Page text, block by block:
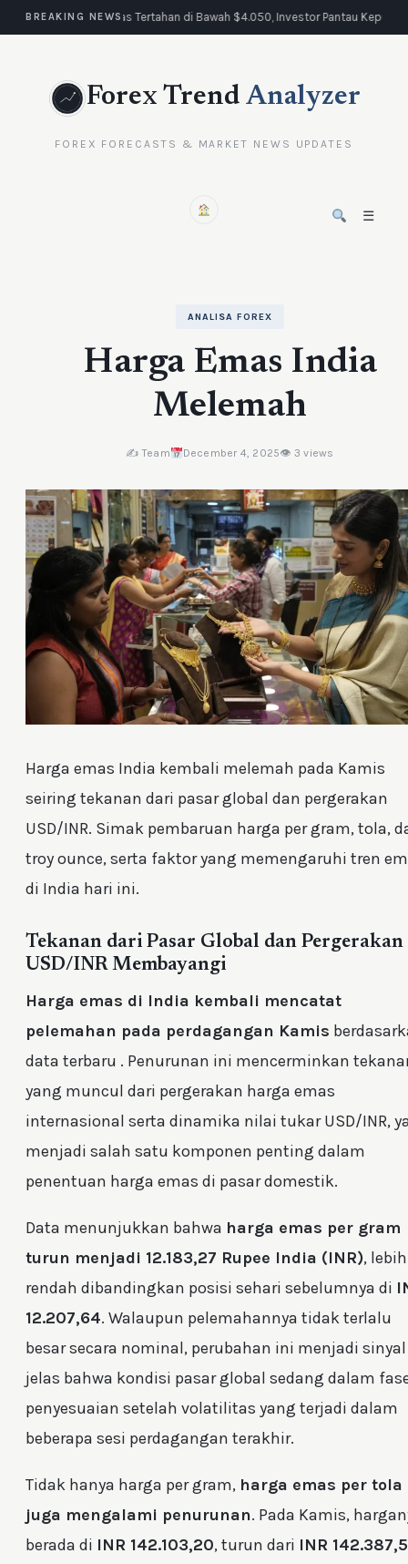
BREAKING NEWSEmas Tertahan di Bawah $4.050, Investor Pantau
Forex Trend Analyzer
FOREX FORECASTS & MARKET NEWS UPDATES
☰
ANALISA FOREX
Harga Emas India
Melemah
✍️ Team December 4, 2025👁 3 views
Harga emas India kembali melemah pada Kamis
seiring tekanan dari pasar global dan pergerakan
USD/INR. Simak pembaruan harga per gram, tola,
troy ounce, serta faktor yang memengaruhi tren
di India hari ini.
Tekanan dari Pasar Global dan Pergerakan
USD/INR Membayangi
Harga emas di India kembali mencatat
pelemahan pada perdagangan Kamis
data terbaru . Penurunan ini mencerminkan
yang muncul dari pergerakan harga emas
internasional serta dinamika nilai tukar USD/INR,
menjadi salah satu komponen penting dalam
penentuan harga emas di pasar domestik.
Data menunjukkan bahwa harga emas per gram
turun menjadi 12.183,27 Rupee India (INR), lebih
rendah dibandingkan posisi sehari sebelumnya di
12.207,64. Walaupun pelemahannya tidak terlalu
besar secara nominal, perubahan ini menjadi sinyal
jelas bahwa kondisi pasar global sedang dalam
penyesuaian setelah volatilitas yang terjadi dalam
beberapa sesi perdagangan terakhir.
Tidak hanya harga per gram, harga emas per tola
juga mengalami penurunan. Pada Kamis,
berada di INR 142.103,20, turun dari INR